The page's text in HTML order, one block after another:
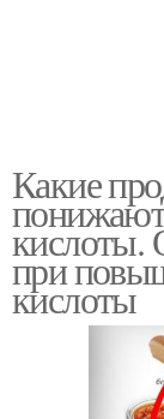
Какие
кислоты.
при
кислоты